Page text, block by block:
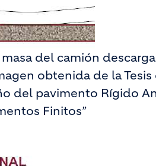
del camión
obtenida de la
del pavimento Rígido
Finitos”